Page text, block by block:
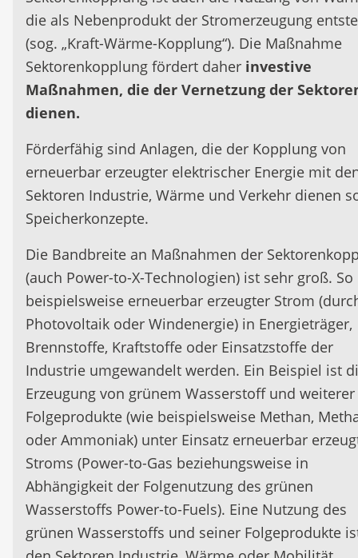
die als Nebenprodukt der Stromerzeugung
(sog. „Kraft-Wärme-Kopplung“). Die Maßnahme
Sektorenkopplung fördert daher investive
Maßnahmen, die der Vernetzung der
dienen.
Förderfähig sind Anlagen, die der Kopplung von
erneuerbar erzeugter elektrischer Energie mit
Sektoren Industrie, Wärme und Verkehr dienen
Speicherkonzepte.
Die Bandbreite an Maßnahmen der
(auch Power-to-X-Technologien) ist sehr groß. So
beispielsweise erneuerbar erzeugter Strom
Photovoltaik oder Windenergie) in Energieträger,
Brennstoffe, Kraftstoffe oder Einsatzstoffe der
Industrie umgewandelt werden. Ein Beispiel ist
Erzeugung von grünem Wasserstoff und weiterer
Folgeprodukte (wie beispielsweise Methan,
oder Ammoniak) unter Einsatz erneuerbar
Stroms (Power-to-Gas beziehungsweise in
Abhängigkeit der Folgenutzung des grünen
Wasserstoffs Power-to-Fuels). Eine Nutzung des
grünen Wasserstoffs und seiner Folgeprodukte